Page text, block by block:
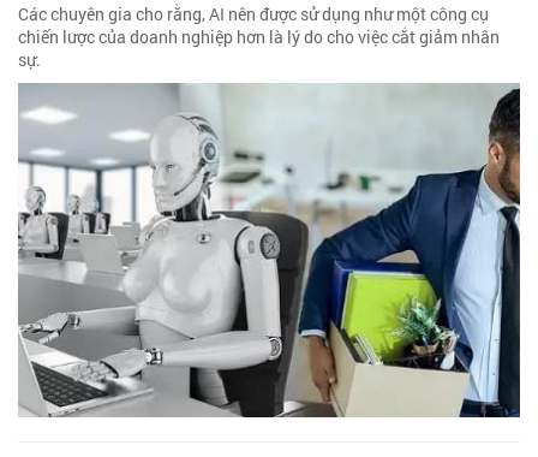
Các chuyên gia cho rằng, AI nên được sử dụng như một công cụ
chiến lược của doanh nghiệp hơn là lý do cho việc cắt giảm nhân
sự.